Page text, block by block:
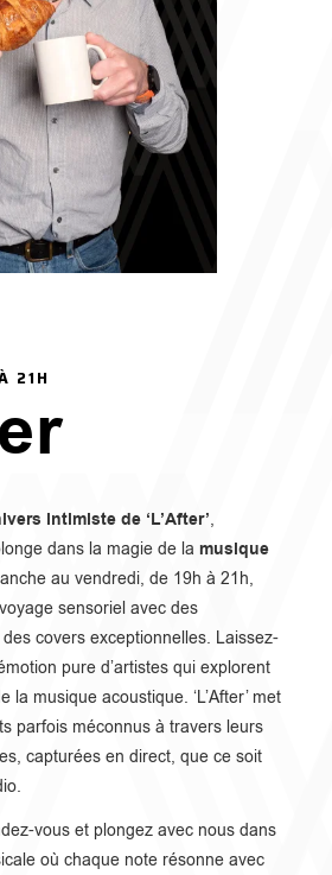
21H
intimiste de ‘L’After’,
dans la magie de lamusique
au vendredi, de 19h à 21h,
sensoriel avec des
covers exceptionnelles. Laissez-
pure d’artistes qui explorent
la musique acoustique. ‘L’After’ met
parfois méconnus à travers leurs
capturées en direct, que ce soit
vous et plongez avec nous dans
où chaque note résonne avec